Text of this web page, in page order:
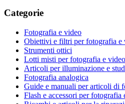
Categorie
Fotografia e video
Obiettivi e filtri per fotografia e
Strumenti ottici
Lotti misti per fotografia e video
Articoli per illuminazione e
Fotografia analogica
Guide e manuali per articoli di
Flash e accessori per fotografia